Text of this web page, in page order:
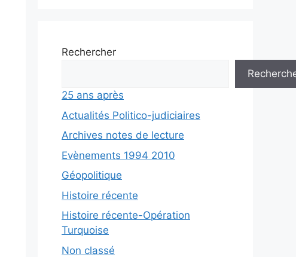
Rechercher
25 ans après
Actualités Politico-judiciaires
Archives notes de lecture
Evènements 1994 2010
Géopolitique
Histoire récente
Histoire récente-Opération
Turquoise
Non classé